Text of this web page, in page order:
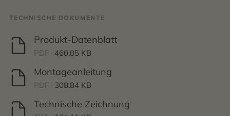
TECHNISCHE DOKUMENTE
Produkt-Datenblatt
PDF · 460.05 KB
Montageanleitung
PDF · 308.84 KB
Technische Zeichnung